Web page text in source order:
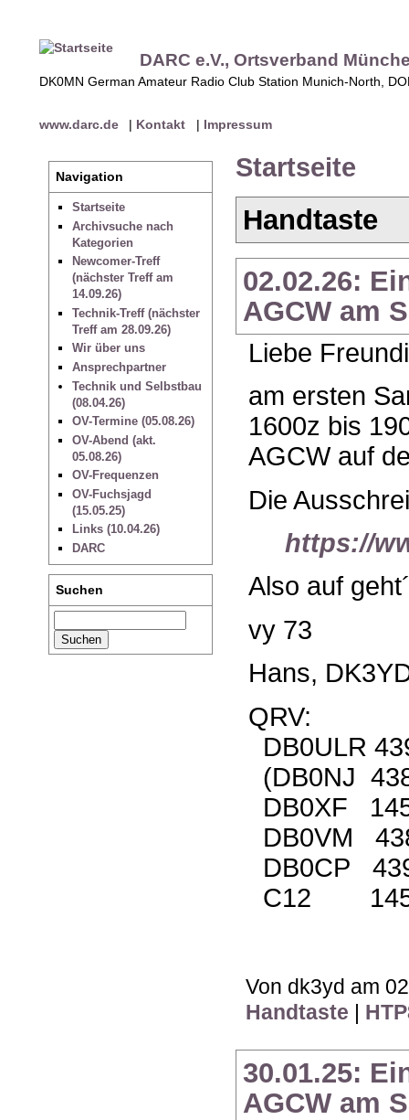
DARC e.V., Ortsverband
DK0MN German Amateur Radio Club Station Munich-North,
www.darc.de | Kontakt | Impressum
Navigation
Startseite
Archivsuche nach
Kategorien
Newcomer-Treff
(nächster Treff am
14.09.26)
Technik-Treff (nächster
Treff am 28.09.26)
Wir über uns
Ansprechpartner
Technik und Selbstbau
(08.04.26)
OV-Termine (05.08.26)
OV-Abend (akt.
05.08.26)
OV-Frequenzen
OV-Fuchsjagd
(15.05.25)
Links (10.04.26)
DARC
Suchen
Startseite
Handtaste
02.02.26:
AGCW am
Liebe
am ersten
1600z bis
AGCW auf
Die
https://
Also auf
vy 73
Hans,
QRV:
DB0ULR
(DB0NJ
DB0XF
DB0VM
DB0CP
C12
Von dk3yd am
Handtaste |
30.01.25:
AGCW am